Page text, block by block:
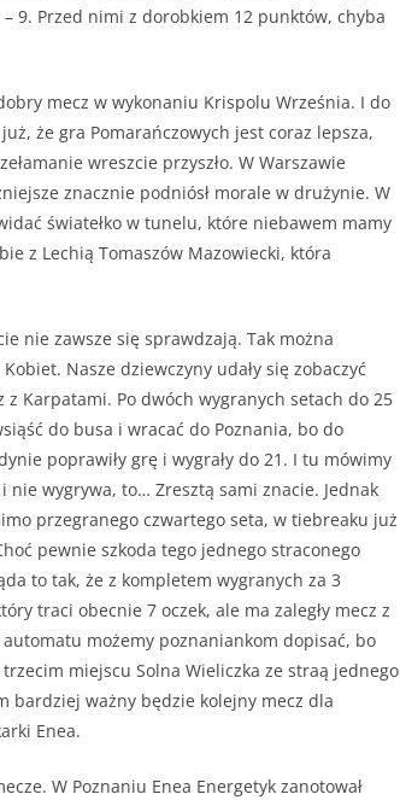
9. Przed nimi z dorobkiem 12 punktów, chyba
mecz w wykonaniu Krispolu Września. I do
że gra Pomarańczowych jest coraz lepsza,
wreszcie przyszło. W Warszawie
znacznie podniósł morale w drużynie. W
światełko w tunelu, które niebawem mamy
z Lechią Tomaszów Mazowiecki, która
nie zawsze się sprawdzają. Tak można
Nasze dziewczyny udały się zobaczyć
Karpatami. Po dwóch wygranych setach do 25
do busa i wracać do Poznania, bo do
poprawiły grę i wygrały do 21. I tu mówimy
wygrywa, to… Zresztą sami znacie. Jednak
przegranego czwartego seta, w tiebreaku już
pewnie szkoda tego jednego straconego
to tak, że z kompletem wygranych za 3
traci obecnie 7 oczek, ale ma zaległy mecz z
możemy poznaniankom dopisać, bo
miejscu Solna Wieliczka ze straą jednego
bardziej ważny będzie kolejny mecz dla
Enea.
W Poznaniu Enea Energetyk zanotował